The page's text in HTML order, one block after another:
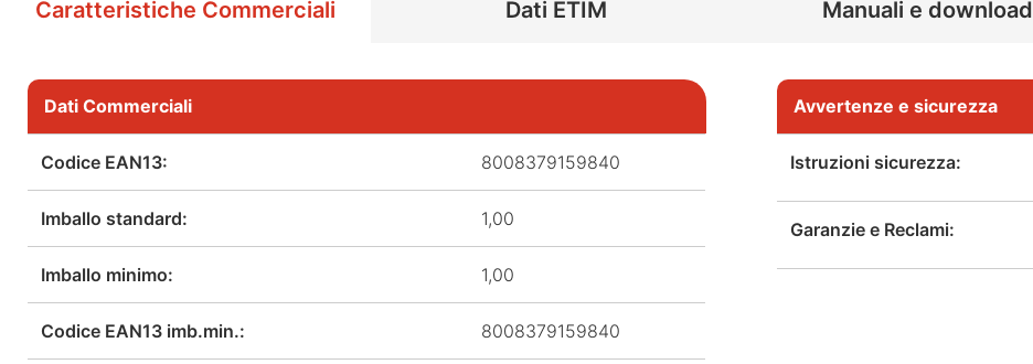
Caratteristiche Commerciali Dati ETIM Manuali e download
Dati Commerciali
Codice EAN13: 8008379159840
Imballo standard: 1,00
Imballo minimo: 1,00
Codice EAN13 imb.min.: 8008379159840
Avvertenze e sicurezza
Istruzioni sicurezza:
Garanzie e Reclami: